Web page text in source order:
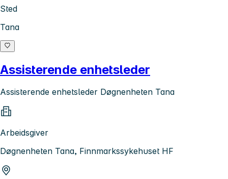
Sted
Tana
Assisterende enhetsleder
Assisterende enhetsleder Døgnenheten Tana
Arbeidsgiver
Døgnenheten Tana, Finnmarkssykehuset HF